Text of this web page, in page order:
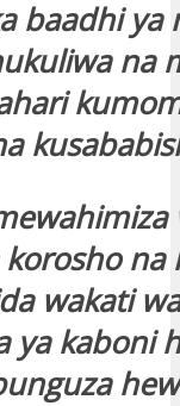
baadhi ya
na
na
wakati
ya kaboni